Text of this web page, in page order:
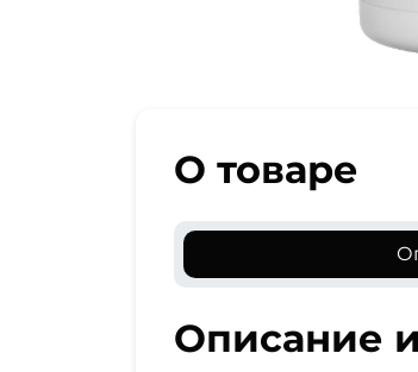
О товаре
Описание